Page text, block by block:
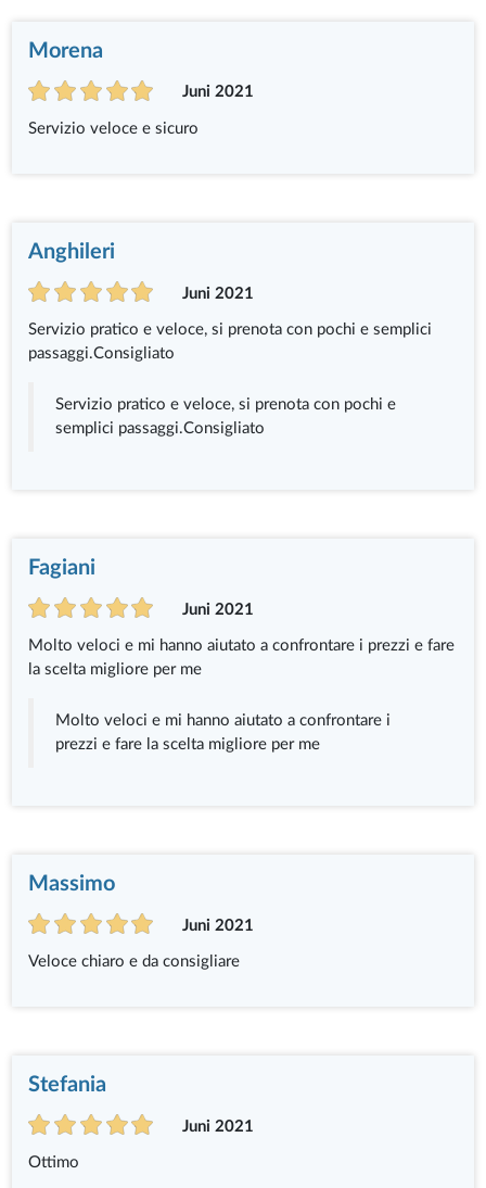
Morena
Juni 2021
Servizio veloce e sicuro
Anghileri
Juni 2021
Servizio pratico e veloce, si prenota con pochi e semplici
passaggi.Consigliato
Servizio pratico e veloce, si prenota con pochi e
semplici passaggi.Consigliato
Fagiani
Juni 2021
Molto veloci e mi hanno aiutato a confrontare i prezzi e fare
la scelta migliore per me
Molto veloci e mi hanno aiutato a confrontare i
prezzi e fare la scelta migliore per me
Massimo
Juni 2021
Veloce chiaro e da consigliare
Stefania
Juni 2021
Ottimo